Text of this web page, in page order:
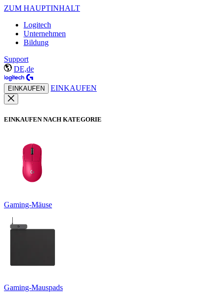
ZUM HAUPTINHALT
Logitech
Unternehmen
Bildung
Support
DE,de
EINKAUFEN EINKAUFEN
EINKAUFEN NACH KATEGORIE
Gaming-Mäuse
Gaming-Mauspads